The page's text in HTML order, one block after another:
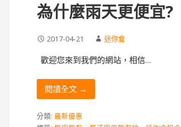
為什麼雨天更便宜?
2017-04-21 迷你倉
歡迎您來到我們的網站，相信…
閱讀全文 →
分類: 最新優惠